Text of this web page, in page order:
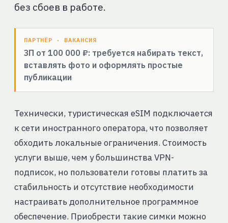
без сбоев в работе.
ПАРТНЁР · ВАКАНСИЯ
ЗП от 100 000 ₽: требуется набирать текст,
вставлять фото и оформлять простые
публикации
Технически, туристическая eSIM подключается
к сети иностранного оператора, что позволяет
обходить локальные ограничения. Стоимость
услуги выше, чем у большинства VPN-
подписок, но пользователи готовы платить за
стабильность и отсутствие необходимости
настраивать дополнительное программное
обеспечение. Приобрести такие симки можно